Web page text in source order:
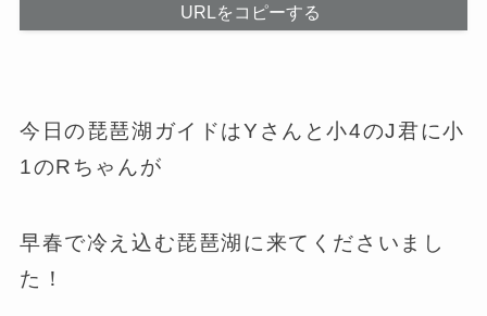
URLをコピーする
今日の琵琶湖ガイドはYさんと小4のJ君に小
1のRちゃんが
早春で冷え込む琵琶湖に来てくださいまし
た！